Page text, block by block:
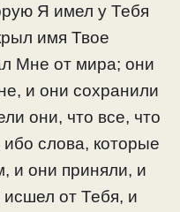
Я имел у Тебя
имя Твое
Мне от мира; они
и они сохранили
они, что все, что
слова, которые
и они приняли, и
от Тебя, и